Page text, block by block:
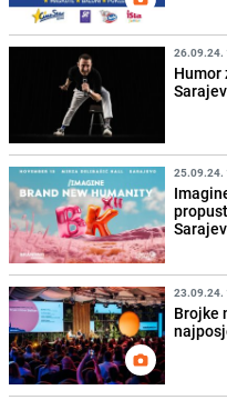
26.09.24.
Humor
25.09.24.
23.09.24.
Brojke